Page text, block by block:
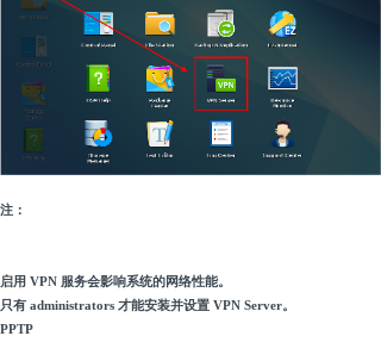
注：
启用 VPN 服务会影响系统的网络性能。
只有 administrators 才能安装并设置 VPN Server。
PPTP